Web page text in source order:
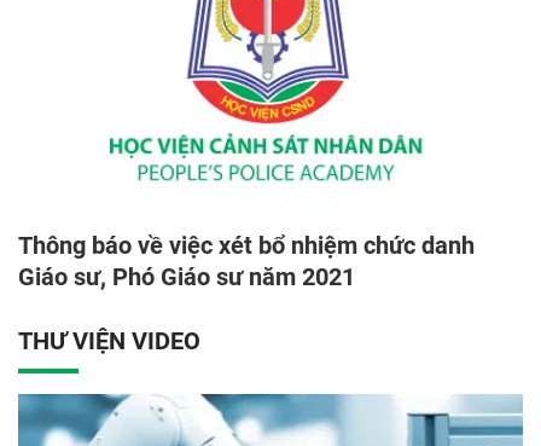
Thông báo về việc xét bổ nhiệm chức danh
Giáo sư, Phó Giáo sư năm 2021
THƯ VIỆN VIDEO